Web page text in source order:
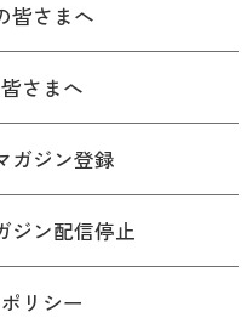
皆さまへ
さまへ
ガジン登録
ジン配信停止
リシー